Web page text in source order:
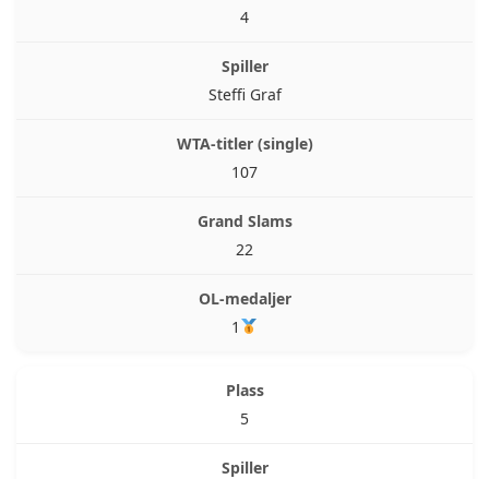
4
Steffi Graf
107
22
1
5